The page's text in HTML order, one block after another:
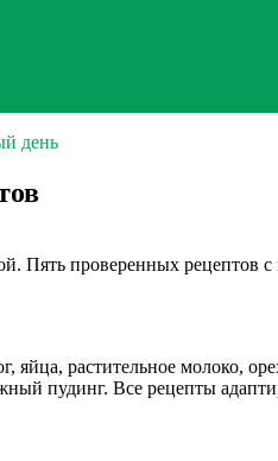
день
Пять проверенных рецептов
яйца, растительное
пудинг. Все рецепты